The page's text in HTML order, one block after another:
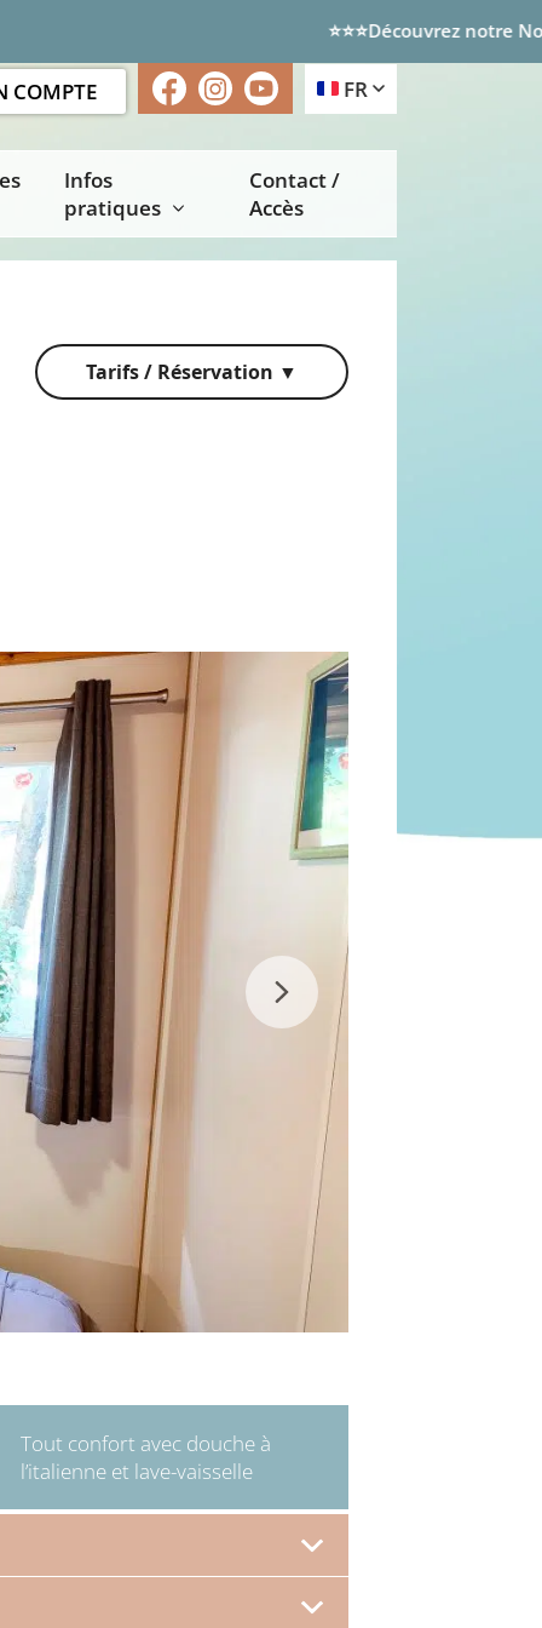
⭐⭐⭐Découvrez notre Nouvel
COMPTE FacebookInstagram
YoutubeFR
Infos
pratiques
Contact /
Accès
Tarifs / Réservation ▼
Tout confort avec douche à
l’italienne et lave-vaisselle